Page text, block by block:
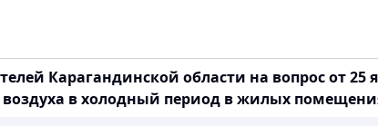
Карагандинской области на вопрос от 25
в холодный период в жилых